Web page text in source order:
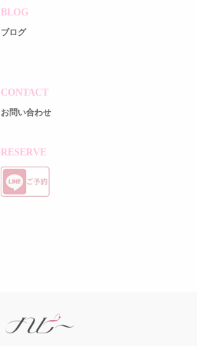
BLOG
ブログ
CONTACT
お問い合わせ
RESERVE